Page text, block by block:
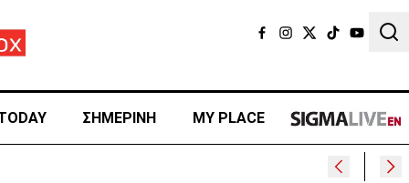
ΣΗΜΕΡΙΝΗ MY PLACE